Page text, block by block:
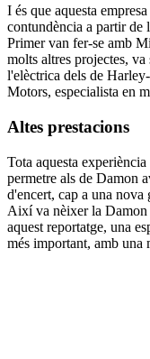
I és que aquesta
contundència a partir de
Primer van fer-se amb
molts altres projectes,
l'elèctrica dels de
Motors, especialista en
Altes prestacions
Tota aquesta
permetre als de Damon
d'encert, cap a una nova
Així va nèixer la Damon
aquest reportatge, una
més important, amb una